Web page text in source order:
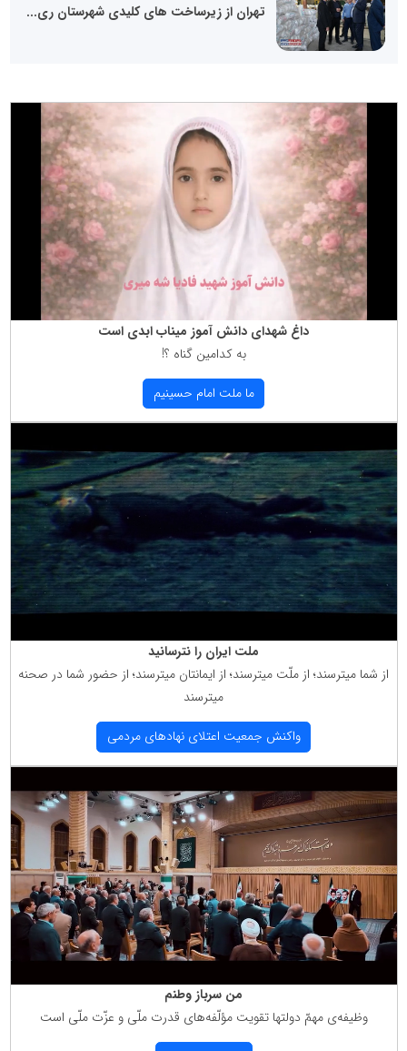
تهران از زیرساخت های کلیدی شهرستان ری...
داغ شهدای دانش آموز میناب ابدی است
به كدامین گناه ؟!
ما ملت امام حسینیم
ملت ایران را نترسانید
از شما میترسند؛ از ملّت میترسند؛ از ایمانتان میترسند؛ از حضور شما در صحنه
میترسند
واكنش جمعیت اعتلای نهادهای مردمی
من سرباز وطنم
وظیفه‌ی مهمّ دولتها تقویت مؤلّفه‌های قدرت ملّی و عزّت ملّی است